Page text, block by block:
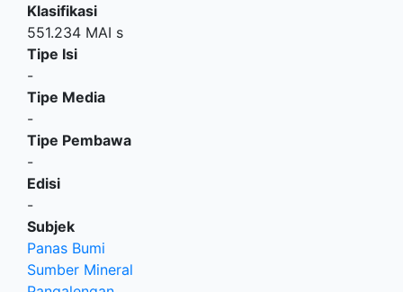
Klasifikasi
551.234 MAI s
Tipe Isi
-
Tipe Media
-
Tipe Pembawa
-
Edisi
-
Subjek
Panas Bumi
Sumber Mineral